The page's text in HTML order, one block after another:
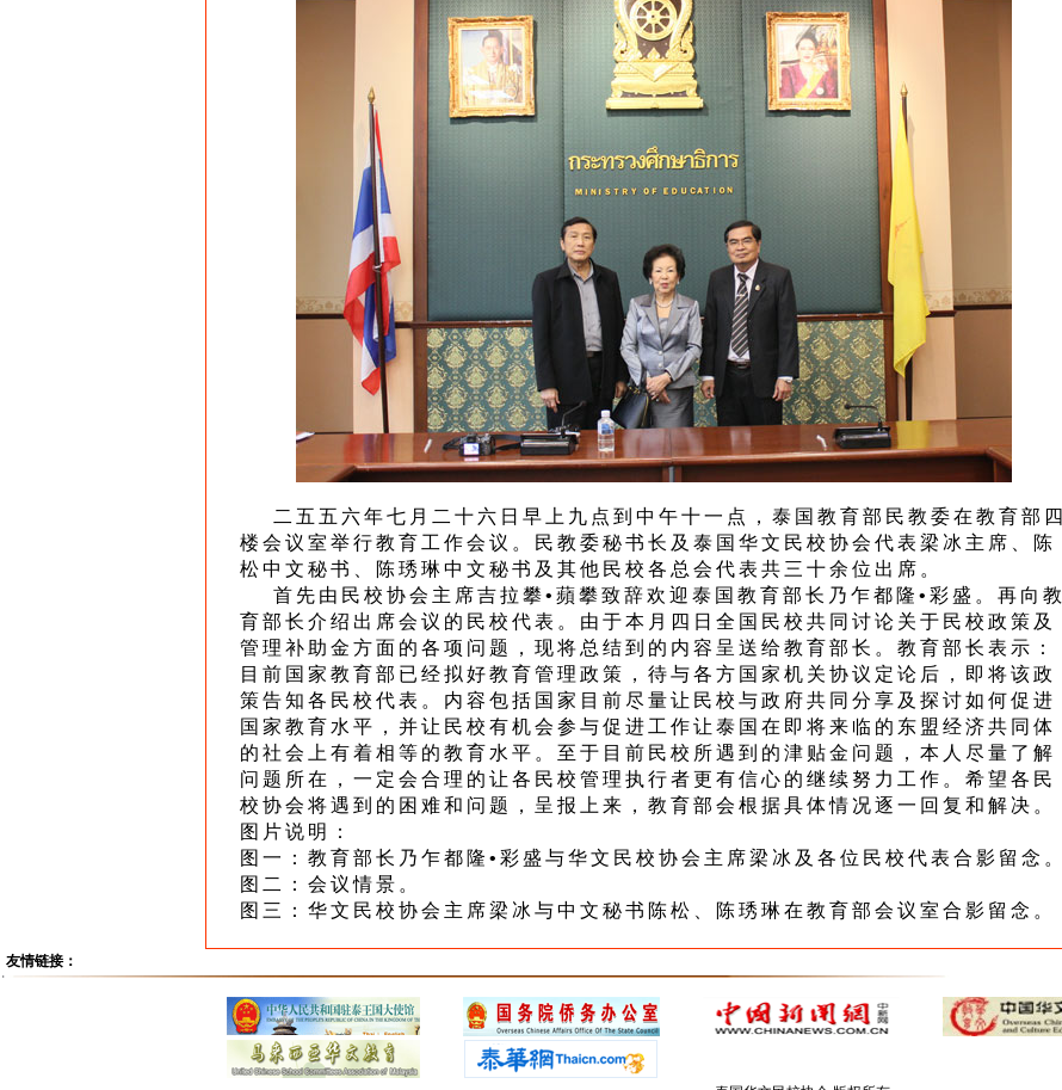
二五五六年七月二十六日早上九点到中午十一点，泰国教育部民教委在教育部四
楼会议室举行教育工作会议。民教委秘书长及泰国华文民校协会代表梁冰主席、陈
松中文秘书、陈琇琳中文秘书及其他民校各总会代表共三十余位出席。
首先由民校协会主席吉拉攀•蘋攀致辞欢迎泰国教育部长乃乍都隆•彩盛。再向教
育部长介绍出席会议的民校代表。由于本月四日全国民校共同讨论关于民校政策及
管理补助金方面的各项问题，现将总结到的内容呈送给教育部长。教育部长表示：
目前国家教育部已经拟好教育管理政策，待与各方国家机关协议定论后，即将该政
策告知各民校代表。内容包括国家目前尽量让民校与政府共同分享及探讨如何促进
国家教育水平，并让民校有机会参与促进工作让泰国在即将来临的东盟经济共同体
的社会上有着相等的教育水平。至于目前民校所遇到的津贴金问题，本人尽量了解
问题所在，一定会合理的让各民校管理执行者更有信心的继续努力工作。希望各民
校协会将遇到的困难和问题，呈报上来，教育部会根据具体情况逐一回复和解决。
图片说明：
图一：教育部长乃乍都隆•彩盛与华文民校协会主席梁冰及各位民校代表合影留念。
图二：会议情景。
图三：华文民校协会主席梁冰与中文秘书陈松、陈琇琳在教育部会议室合影留念。
友情链接：